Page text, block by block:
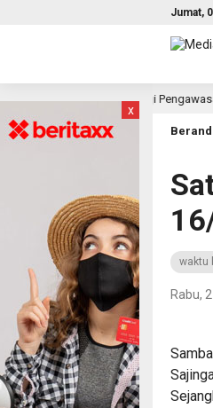
Jumat,
x
Nilai Strategi Pengawasan Digital
waktu
Rabu,